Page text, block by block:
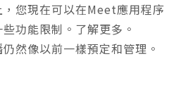
您現在可以在Meet應用程序
功能限制。了解更多。
仍然像以前一樣預定和管理。